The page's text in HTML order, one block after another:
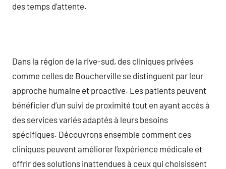
des temps d’attente.
Dans la région de la rive-sud, des cliniques privées
comme celles de Boucherville se distinguent par leur
approche humaine et proactive. Les patients peuvent
bénéficier d’un suivi de proximité tout en ayant accès à
des services variés adaptés à leurs besoins
spécifiques. Découvrons ensemble comment ces
cliniques peuvent améliorer l’expérience médicale et
offrir des solutions inattendues à ceux qui choisissent